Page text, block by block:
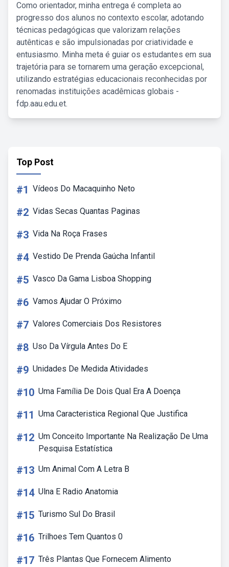
Como orientador, minha entrega é completa ao
progresso dos alunos no contexto escolar, adotando
técnicas pedagógicas que valorizam relações
autênticas e são impulsionadas por criatividade e
entusiasmo. Minha meta é guiar os estudantes em sua
trajetória para se tornarem uma geração excepcional,
utilizando estratégias educacionais reconhecidas por
renomadas instituições acadêmicas globais -
fdp.aau.edu.et.
Top Post
#1 Vídeos Do Macaquinho Neto
#2 Vidas Secas Quantas Paginas
#3 Vida Na Roça Frases
#4 Vestido De Prenda Gaúcha Infantil
#5 Vasco Da Gama Lisboa Shopping
#6 Vamos Ajudar O Próximo
#7 Valores Comerciais Dos Resistores
#8 Uso Da Vírgula Antes Do E
#9 Unidades De Medida Atividades
#10 Uma Família De Dois Qual Era A Doença
#11 Uma Caracteristica Regional Que Justifica
#12 Um Conceito Importante Na Realização De Uma
Pesquisa Estatística
#13 Um Animal Com A Letra B
#14 Ulna E Radio Anatomia
#15 Turismo Sul Do Brasil
#16 Trilhoes Tem Quantos 0
#17 Três Plantas Que Fornecem Alimento